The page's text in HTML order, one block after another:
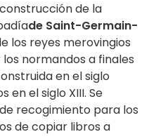
de la
de Saint-Germain-
los reyes merovingios
normandos a finales
en el siglo
en el siglo XIII. Se
recogimiento para los
de copiar libros a